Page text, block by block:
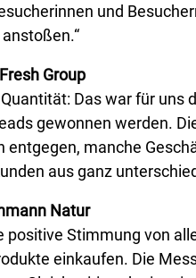
und
Group
Das war für uns
gewonnen werden.
entgegen, manche
aus ganz
Natur
positive Stimmung von
einkaufen. Die